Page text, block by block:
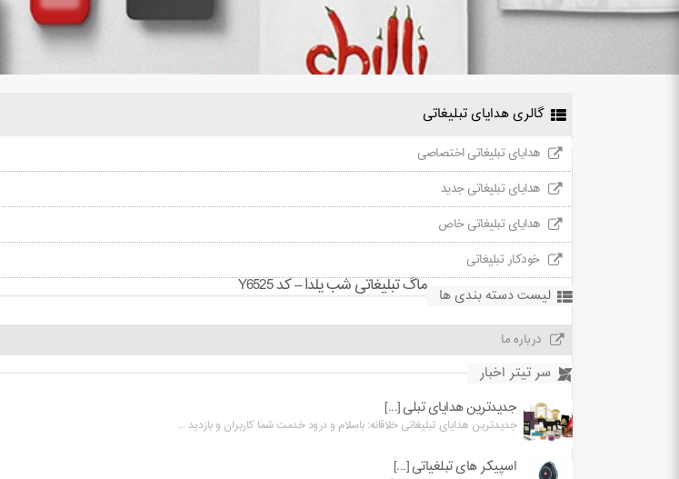
گالری هدایای تبلیغاتی
هدایای تبلیغاتی اختصاصی
هدایای تبلیغاتی جدید
هدایای تبلیغاتی خاص
خودکار تبلیغاتی
لیست دسته بندی ها
درباره ما
سر تیتر اخبار
جدیدترین هدایای تبلی [...]
جدیدترین هدایای تبلیغاتی خلاقانه: باسلام و درود خدمت شما کاربران و بازدید ...
اسپیکر های تبلغیاتی [...]
ماگ تبلیغاتی شب یلدا – کد Y6525